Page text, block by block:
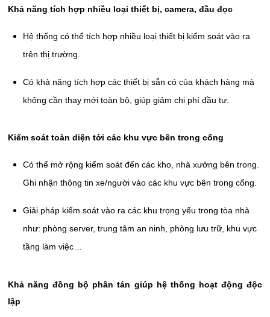
Khả năng tích hợp nhiều loại thiết bị, camera, đầu đọc
Hệ thống có thể tích hợp nhiều loại thiết bị kiểm soát vào ra
trên thị trường.
Có khả năng tích hợp các thiết bị sẵn có của khách hàng mà
không cần thay mới toàn bộ, giúp giảm chi phí đầu tư.
Kiểm soát toàn diện tới các khu vực bên trong cổng
Có thể mở rộng kiểm soát đến các kho, nhà xưởng bên trong.
Ghi nhận thông tin xe/người vào các khu vực bên trong cổng.
Giải pháp kiểm soát vào ra các khu trọng yếu trong tòa nhà
như: phòng server, trung tâm an ninh, phòng lưu trữ, khu vực
tầng làm việc…
Khả năng đồng bộ phân tán giúp hệ thống hoạt động độc
lập